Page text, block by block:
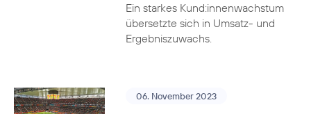
Ein starkes Kund:innenwachstum
übersetzte sich in Umsatz- und
Ergebniszuwachs.
06. November 2023